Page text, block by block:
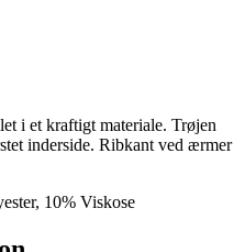
i et kraftigt materiale. Trøjen
inderside. Ribkant ved ærmer
10% Viskose